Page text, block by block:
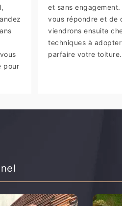
pour
et sans
vous répondre et de
viendrons ensuite
techniques à
parfaire votre toiture.